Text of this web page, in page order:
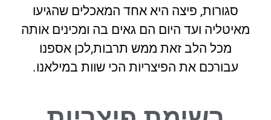
סגורות, פיצה היא אחד המאכלים שהגיעו
מאיטליה ועד היום הם גאים בה ומכינים אותה
מכל הלב זאת ממש תרבות,לכן אספנו
עבורכם את הפיצריות הכי שוות במילאנו.